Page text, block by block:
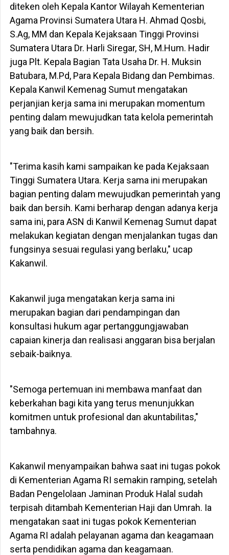
diteken oleh Kepala Kantor Wilayah Kementerian
Agama Provinsi Sumatera Utara H. Ahmad Qosbi,
S.Ag, MM dan Kepala Kejaksaan Tinggi Provinsi
Sumatera Utara Dr. Harli Siregar, SH, M.Hum. Hadir
juga Plt. Kepala Bagian Tata Usaha Dr. H. Muksin
Batubara, M.Pd, Para Kepala Bidang dan Pembimas.
Kepala Kanwil Kemenag Sumut mengatakan
perjanjian kerja sama ini merupakan momentum
penting dalam mewujudkan tata kelola pemerintah
yang baik dan bersih.
"Terima kasih kami sampaikan ke pada Kejaksaan
Tinggi Sumatera Utara. Kerja sama ini merupakan
bagian penting dalam mewujudkan pemerintah yang
baik dan bersih. Kami berharap dengan adanya kerja
sama ini, para ASN di Kanwil Kemenag Sumut dapat
melakukan kegiatan dengan menjalankan tugas dan
fungsinya sesuai regulasi yang berlaku," ucap
Kakanwil.
Kakanwil juga mengatakan kerja sama ini
merupakan bagian dari pendampingan dan
konsultasi hukum agar pertanggungjawaban
capaian kinerja dan realisasi anggaran bisa berjalan
sebaik-baiknya.
"Semoga pertemuan ini membawa manfaat dan
keberkahan bagi kita yang terus menunjukkan
komitmen untuk profesional dan akuntabilitas,"
tambahnya.
Kakanwil menyampaikan bahwa saat ini tugas pokok
di Kementerian Agama RI semakin ramping, setelah
Badan Pengelolaan Jaminan Produk Halal sudah
terpisah ditambah Kementerian Haji dan Umrah. Ia
mengatakan saat ini tugas pokok Kementerian
Agama RI adalah pelayanan agama dan keagamaan
serta pendidikan agama dan keagamaan.